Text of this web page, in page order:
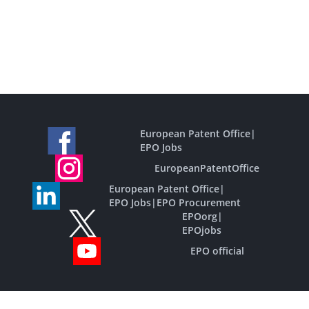
European Patent Office|
EPO Jobs
EuropeanPatentOffice
European Patent Office|
EPO Jobs| EPO Procurement
EPOorg|
EPOjobs
EPO official